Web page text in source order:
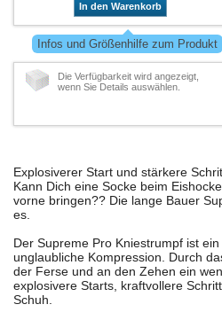
In den Warenkorb
Infos und Größenhilfe zum Produkt
Die Verfügbarkeit wird angezeigt,
wenn Sie Details auswählen.
Explosiverer Start und stärkere
Kann Dich eine Socke beim
vorne bringen?? Die lange Bauer
es.
Der Supreme Pro Kniestrumpf ist
unglaubliche Kompression. Durch
der Ferse und an den Zehen ein
explosivere Starts, kraftvollere
Schuh.